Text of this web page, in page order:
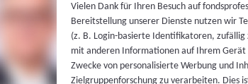
Vielen Dank für Ihren Besuch auf
Bereitstellung unserer Dienste nutzen wir
(z. B. Login-basierte Identifikatoren,
mit anderen Informationen auf Ihrem
Zwecke von personalisierte Werbung und
Zielgruppenforschung zu verarbeiten. Dies